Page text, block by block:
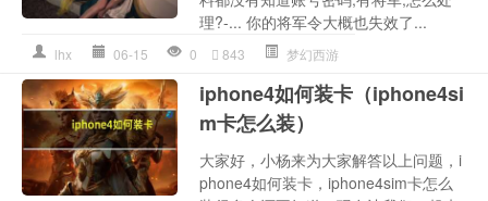
理?-... 你的将军令大概也失效了...
lhx 06-15 0 843 梦幻西游
iphone4如何装卡（iphone4si
m卡怎么装）
大家好，小杨来为大家解答以上问题，i
phone4如何装卡，iphone4sim卡怎么